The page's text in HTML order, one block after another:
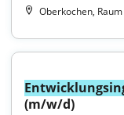
Oberkochen, Raum
(m/w/d)